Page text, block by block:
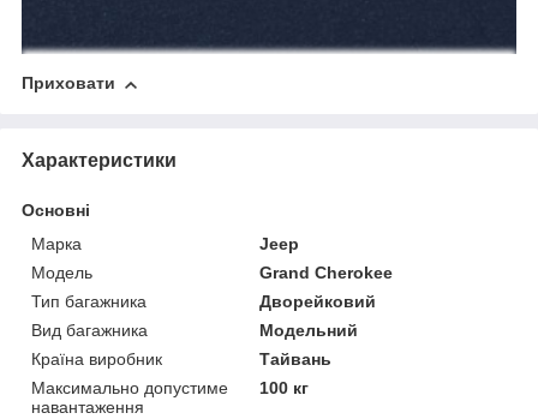
Приховати
Характеристики
Основні
Марка
Jeep
Модель
Grand Cherokee
Тип багажника
Дворейковий
Вид багажника
Модельний
Країна виробник
Тайвань
Максимально допустиме
навантаження
100 кг